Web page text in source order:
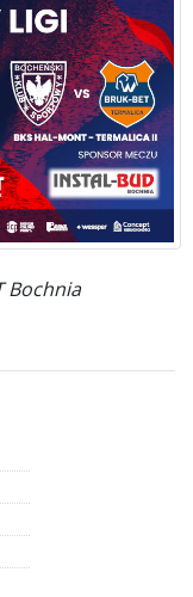
Bochnia